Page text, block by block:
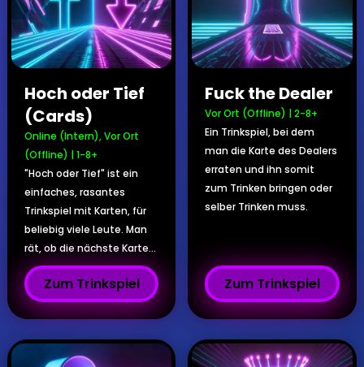
Hoch oder Tief
(Cards)
Online (Intern),Vor Ort
(Offline) |1-8+
"Hoch oder Tief" ist ein
einfaches, rasantes
Trinkspiel mit Karten, für
beliebig viele Leute. Man
rät, ob die nächste Karte...
Zum Trinkspiel
Fuck the Dealer
Vor Ort (Offline) | 2-8+
Ein Trinkspiel, bei dem
man die Karte des Dealers
erraten und ihn somit
zum Trinken bringen oder
selber Trinken muss.
Zum Trinkspiel